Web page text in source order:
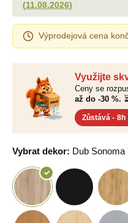
Využijte
Ceny se
až do -30 %.
Zůstává - 8h
Vybrat dekor: Dub Sonoma
(11.08.2026)
Výprodejová cena